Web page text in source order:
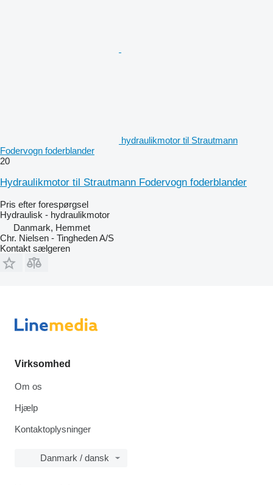
hydraulikmotor til Strautmann
Fodervogn foderblander
20
Hydraulikmotor til Strautmann Fodervogn foderblander
Pris efter forespørgsel
Hydraulisk - hydraulikmotor
Danmark, Hemmet
Chr. Nielsen - Tingheden A/S
Kontakt sælgeren
Virksomhed
Om os
Hjælp
Kontaktoplysninger
Danmark / dansk